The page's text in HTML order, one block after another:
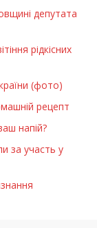
депутата
рідкісних
(фото)
рецепт
напій?
за участь у